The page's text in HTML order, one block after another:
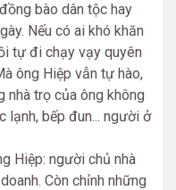
bào dân tộc hay
Nếu có ai khó khăn
tự đi chạy vạy quyên
ông Hiệp vẫn tự hào,
nhà trọ của ông không
lạnh, bếp đun... người ở
người chủ nhà
Còn chỉnh những